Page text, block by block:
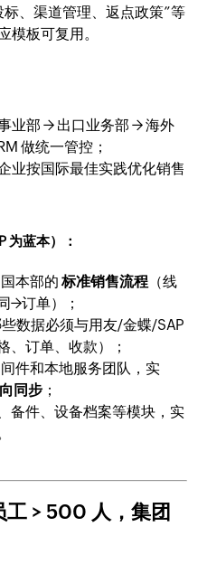
、渠道管理、返点政策”等
模板可复用。
业部 → 出口业务部 → 海外
做统一管控；
业按国际最佳实践优化销售
为蓝本）：
本部的标准销售流程 （线
→订单）；
数据必须与用友/金蝶/SAP
、订单、收款）；
件和本地服务团队，实
同步 ；
备件、设备档案等模块，实
工 > 500 人，集团